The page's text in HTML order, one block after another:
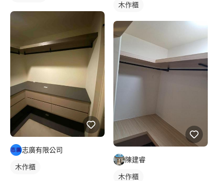
志廣有限公司
木作櫃
木作櫃
陳建睿
木作櫃